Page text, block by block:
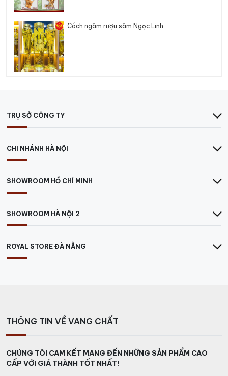
Cách ngâm rượu sâm Ngọc Linh
TRỤ SỞ CÔNG TY
CHI NHÁNH HÀ NỘI
SHOWROOM HỒ CHÍ MINH
SHOWROOM HÀ NỘI 2
ROYAL STORE ĐÀ NẴNG
THÔNG TIN VỀ VANG CHẤT
CHÚNG TÔI CAM KẾT MANG ĐẾN NHỮNG SẢN PHẨM CAO
CẤP VỚI GIÁ THÀNH TỐT NHẤT!